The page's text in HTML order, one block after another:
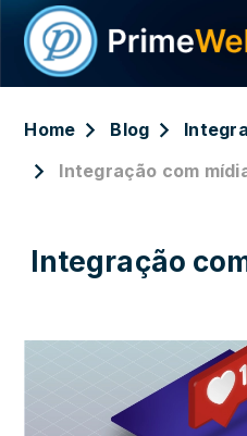
Home Blog
Integração com
Integração